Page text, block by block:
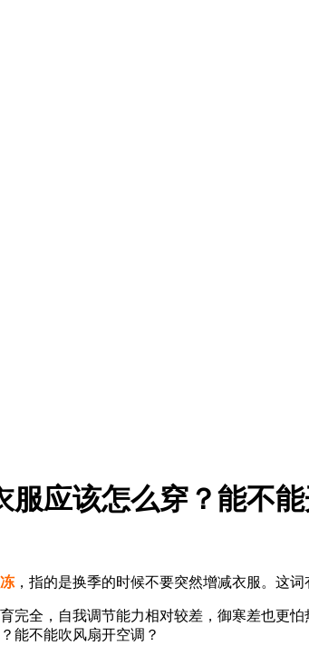
服应该怎么穿？能不能
，指的是换季的时候不要突然增减衣服。这词
完全，自我调节能力相对较差，御寒差也更
能不能吹风扇开空调？